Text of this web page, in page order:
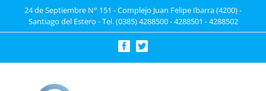
24 de Septiembre N° 151 - Complejo Juan Felipe Ibarra (4200) -
Santiago del Estero - Tel. (0385) 4288500 - 4288501 - 4288502
FacebookTwitter